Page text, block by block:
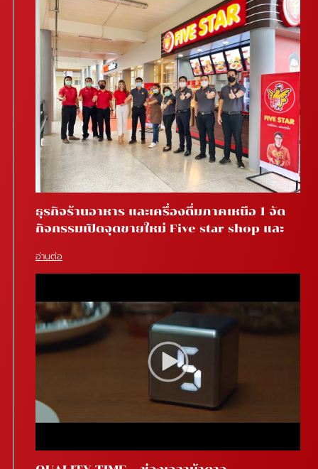
ธุรกิจร้านอาหาร และเครื่องดื่มภาคเหนือ 1 จัด
กิจกรรมเปิดจุดขายใหม่ Five star shop และ
อ่านต่อ